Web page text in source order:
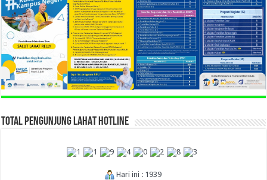
TOTAL PENGUNJUNG LAHAT HOTLINE
Hari ini : 1939